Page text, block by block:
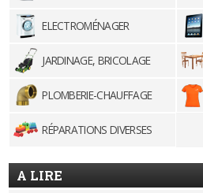
ELECTROMÉNAGER
JARDINAGE, BRICOLAGE
PLOMBERIE-CHAUFFAGE
RÉPARATIONS DIVERSES
A LIRE